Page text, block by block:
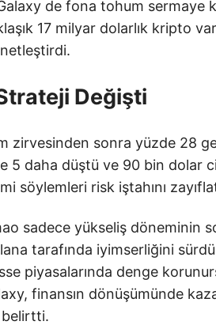
de fona tohum sermaye
17 milyar dolarlık kripto
Değişti
zirvesinden sonra yüzde 28
5 daha düştü ve 90 bin dolar
söylemleri risk iştahını
sadece yükseliş döneminin
tarafında iyimserliğini
piyasalarında denge
finansın dönüşümünde
belirtti.